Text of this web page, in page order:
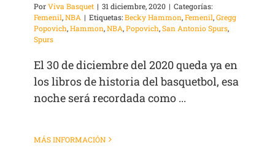
PorViva Basquet | 31 diciembre, 2020 | Categorías:
Femenil,NBA | Etiquetas:Becky Hammon,Femenil,Gregg
Popovich,Hammon,NBA,Popovich,San Antonio Spurs,
Spurs
El 30 de diciembre del 2020 queda ya en
los libros de historia del basquetbol, esa
noche será recordada como ...
MÁS INFORMACIÓN